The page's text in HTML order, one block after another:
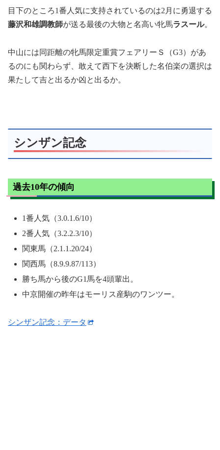
目下のところ1番人気に支持されているのは2月に勇退する
藤沢和雄調教師が送る最後の大物と名高い牝馬ラスール。
中山には同距離の牝馬限定重賞フェアリーＳ（G3）があ
るのにも関わらず、敢えて西下を決断した名伯楽の選択は
果たして吉と出るか凶と出るか。
シンザン記念
過去10年の傾向
1番人気（3.0.1.6/10）
2番人気（3.2.2.3/10）
関東馬（2.1.1.20/24）
関西馬（8.9.9.87/113）
勝ち馬から後のG1馬を4頭輩出。
中京開催の昨年はモーリス産駒のワンツー。
シンザン記念：データ